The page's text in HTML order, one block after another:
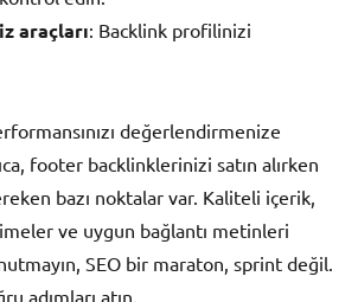
araçları: Backlink profilinizi
değerlendirmenize
footer backlinklerinizi satın alırken
bazı noktalar var. Kaliteli içerik,
ve uygun bağlantı metinleri
SEO bir maraton, sprint değil.
adımları atın.